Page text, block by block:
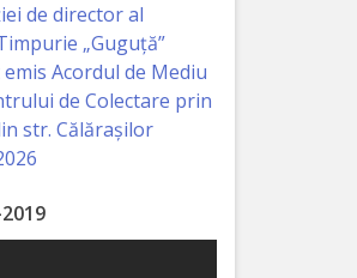
de director al
„Guguță”
Acordul de Mediu
de Colectare prin
str. Călărașilor